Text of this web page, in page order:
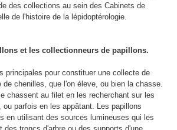
des collections au sein des Cabinets de
de l'histoire de la lépidoptérologie.
et les collectionneurs de papillons.
pour constituer une collecte de
de chenilles, que l'on éleve, ou bien la chasse.
chassent au filet en les recherchant sur les
parfois en les appâtant. Les papillons
en utilisant des sources lumineuses qui les